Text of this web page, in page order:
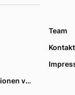
Team
Kontakt
Datenschutzoptionen verwalten